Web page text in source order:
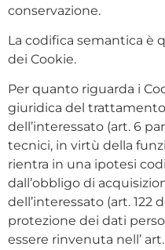
conservazione.
La codifica semantica è
dei Cookie.
Per quanto riguarda i
giuridica del
dell’interessato (art. 6
tecnici, in virtù della
rientra in una ipotesi
dall’obbligo di
dell’interessato (art. 122
protezione dei dati
essere rinvenuta nell’